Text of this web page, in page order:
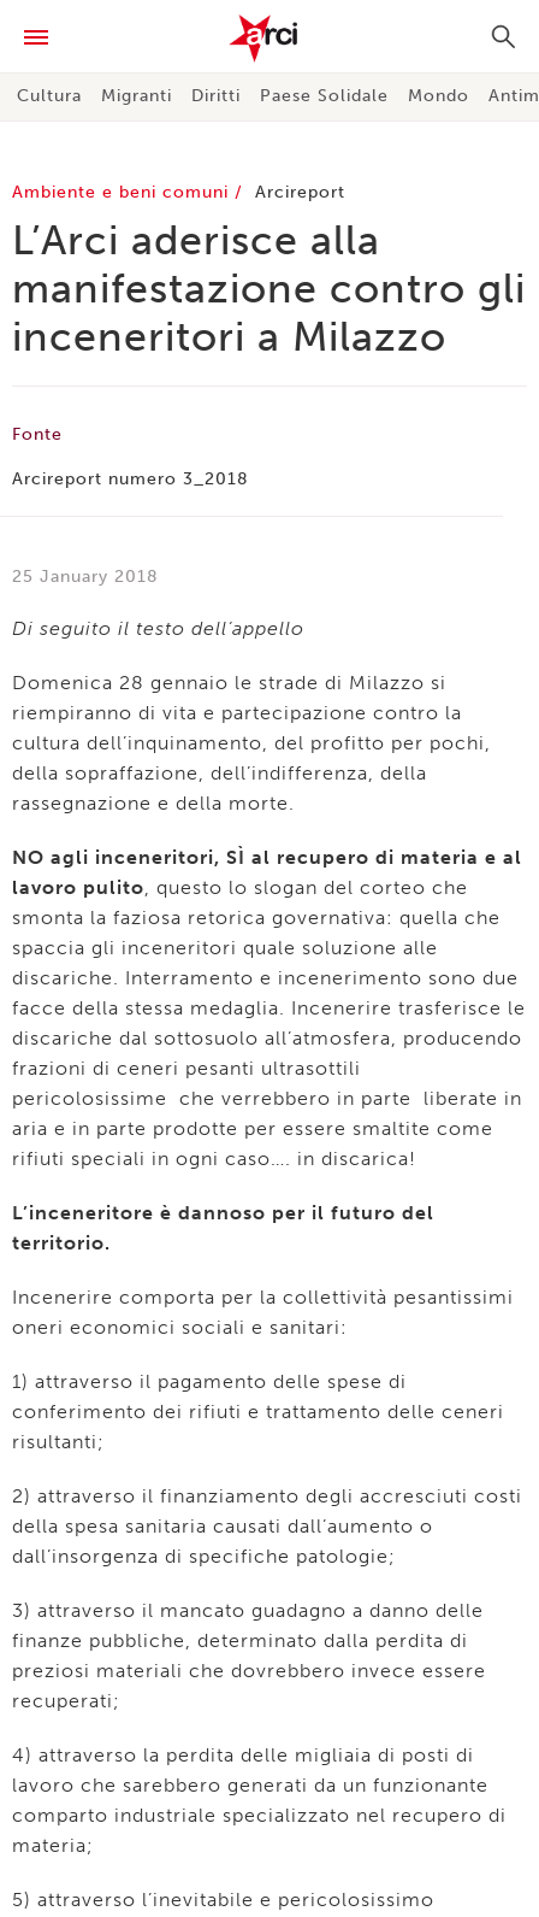
Cultura Migranti Diritti Paese Solidale Mondo
Ambiente e beni comuni Arcireport
L’Arci aderisce alla
manifestazione contro gli
inceneritori a Milazzo
Fonte
Arcireport numero 3_2018
25 January 2018
Di seguito il testo dell’appello
Domenica 28 gennaio le strade di Milazzo si
riempiranno di vita e partecipazione contro la
cultura dell’inquinamento, del profitto per pochi,
della sopraffazione, dell’indifferenza, della
rassegnazione e della morte.
NO agli inceneritori, SÌ al recupero di materia e al
lavoro pulito, questo lo slogan del corteo che
smonta la faziosa retorica governativa: quella che
spaccia gli inceneritori quale soluzione alle
discariche. Interramento e incenerimento sono due
facce della stessa medaglia. Incenerire trasferisce le
discariche dal sottosuolo all’atmosfera, producendo
frazioni di ceneri pesanti ultrasottili
pericolosissime che verrebbero in parte liberate in
aria e in parte prodotte per essere smaltite come
rifiuti speciali in ogni caso…. in discarica!
L’inceneritore è dannoso per il futuro del
territorio.
Incenerire comporta per la collettività pesantissimi
oneri economici sociali e sanitari:
1) attraverso il pagamento delle spese di
conferimento dei rifiuti e trattamento delle ceneri
risultanti;
2) attraverso il finanziamento degli accresciuti costi
della spesa sanitaria causati dall’aumento o
dall’insorgenza di specifiche patologie;
3) attraverso il mancato guadagno a danno delle
finanze pubbliche, determinato dalla perdita di
preziosi materiali che dovrebbero invece essere
recuperati;
4) attraverso la perdita delle migliaia di posti di
lavoro che sarebbero generati da un funzionante
comparto industriale specializzato nel recupero di
materia;
5) attraverso l’inevitabile e pericolosissimo